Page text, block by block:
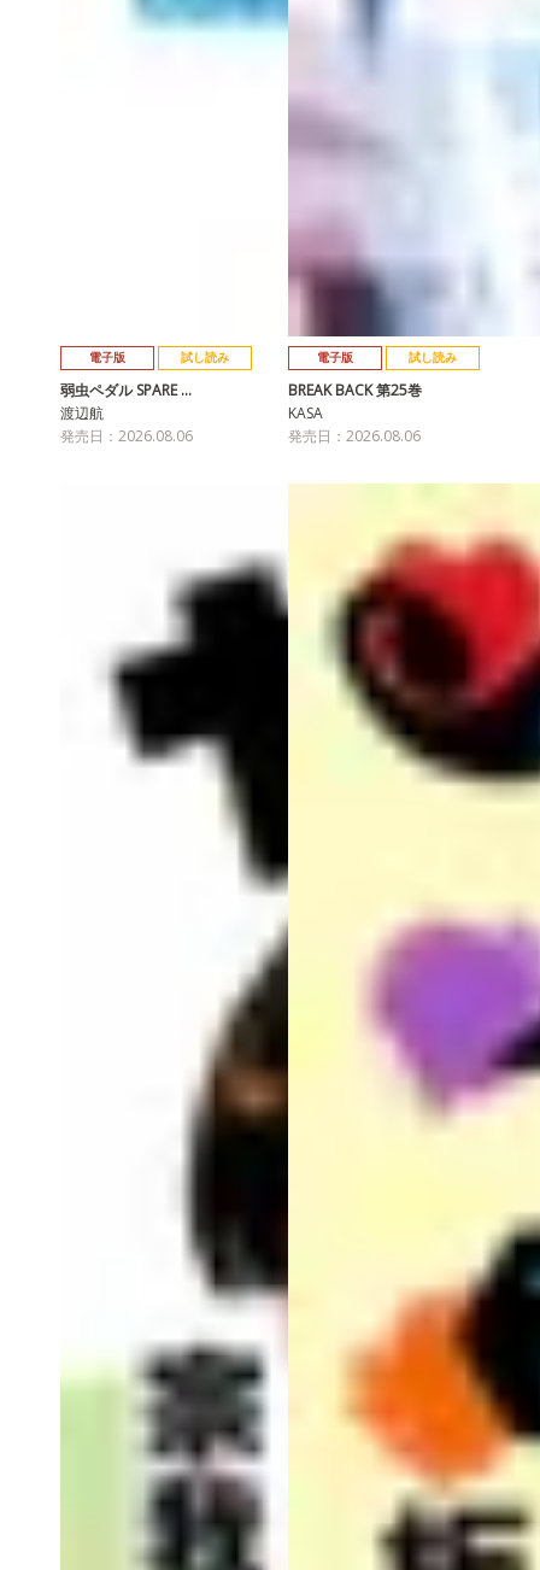
電子版 試し読み
弱虫ペダル SPARE …
渡辺航
発売日：2026.08.06
電子版 試し読み
BREAK BACK 第25巻
KASA
発売日：2026.08.06